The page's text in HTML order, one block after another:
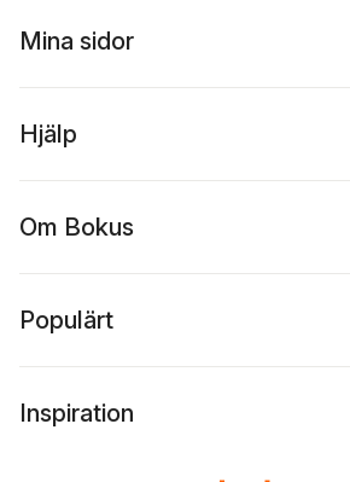
Mina sidor
Hjälp
Om Bokus
Populärt
Inspiration